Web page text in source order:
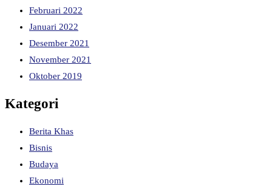
Februari 2022
Januari 2022
Desember 2021
November 2021
Oktober 2019
Kategori
Berita Khas
Bisnis
Budaya
Ekonomi